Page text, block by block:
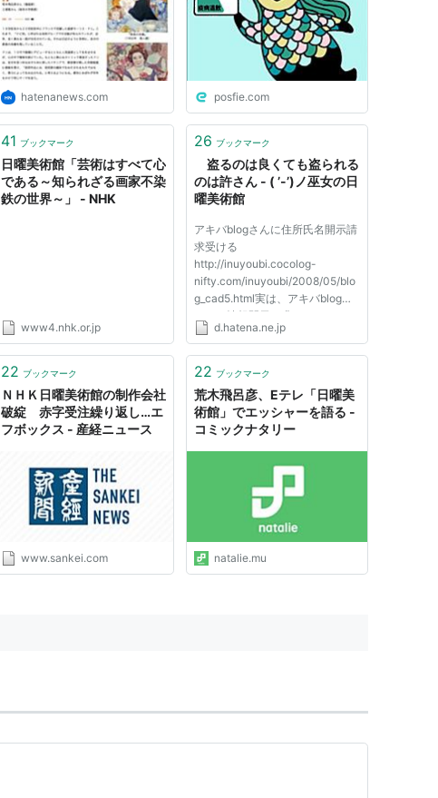
hatenanews.com posfie.com
41 ブックマーク
日曜美術館「芸術はすべて心
である～知られざる画家不染
鉄の世界～」 - NHK
www4.nhk.or.jp
26 ブックマーク
盗るのは良くても盗られる
のは許さん - ( ’-’)ノ巫女の日
曜美術館
アキバblogさんに住所氏名開示請
求受ける
http://inuyoubi.cocolog-
nifty.com/inuyoubi/2008/05/blo
g_cad5.html実は、アキバblogさ
んから情報開示を求められてるの
は私の知人
nifty.com/inuyoubi/2008/05/blo
人が撮影対象として狙われている
のでしょうか。理由は単...
d.hatena.ne.jp
22 ブックマーク
ＮＨＫ日曜美術館の制作会社
破綻 赤字受注繰り返し…エ
フボックス - 産経ニュース
www.sankei.com
22 ブックマーク
荒木飛呂彦、Eテレ「日曜美
術館」でエッシャーを語る -
コミックナタリー
natalie.mu